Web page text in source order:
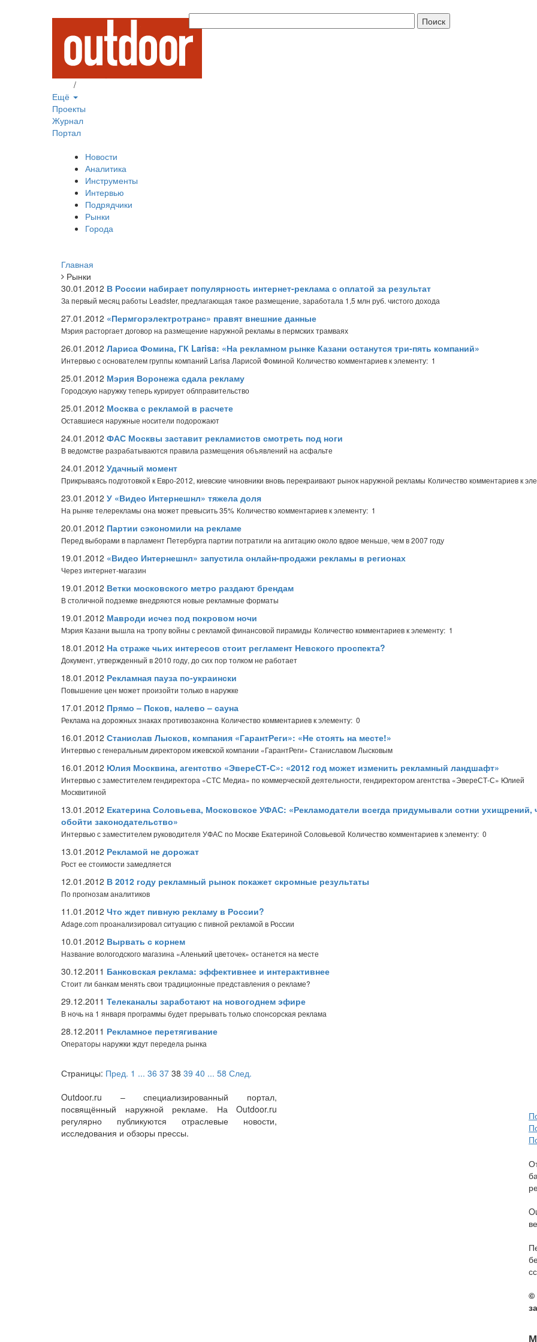
/
Ещё
Проекты
Журнал
Портал
Новости
Аналитика
Инструменты
Интервью
Подрядчики
Рынки
Города
Главная
Рынки
30.01.2012 В России набирает популярность интернет-реклама с оплатой за результат
За первый месяц работы Leadster, предлагающая такое размещение, заработала 1,5 млн руб. чистого дохода
27.01.2012 «Пермгорэлектротранс» правят внешние данные
Мэрия расторгает договор на размещение наружной рекламы в пермских трамваях
26.01.2012 Лариса Фомина, ГК Larisa: «На рекламном рынке Казани останутся три-пять компаний»
Интервью с основателем группы компаний Larisa Ларисой Фоминой Количество комментариев к элементу: 1
25.01.2012 Мэрия Воронежа сдала рекламу
Городскую наружку теперь курирует облправительство
25.01.2012 Москва с рекламой в расчете
Оставшиеся наружные носители подорожают
24.01.2012 ФАС Москвы заставит рекламистов смотреть под ноги
В ведомстве разрабатываются правила размещения объявлений на асфальте
24.01.2012 Удачный момент
Прикрываясь подготовкой к Евро-2012, киевские чиновники вновь перекраивают рынок наружной рекламы Количество комментариев к
23.01.2012 У «Видео Интернешнл» тяжела доля
На рынке телерекламы она может превысить 35% Количество комментариев к элементу: 1
20.01.2012 Партии сэкономили на рекламе
Перед выборами в парламент Петербурга партии потратили на агитацию около вдвое меньше, чем в 2007 году
19.01.2012 «Видео Интернешнл» запустила онлайн-продажи рекламы в регионах
Через интернет-магазин
19.01.2012 Ветки московского метро раздают брендам
В столичной подземке внедряются новые рекламные форматы
19.01.2012 Мавроди исчез под покровом ночи
Мэрия Казани вышла на тропу войны с рекламой финансовой пирамиды Количество комментариев к элементу: 1
18.01.2012 На страже чьих интересов стоит регламент Невского проспекта?
Документ, утвержденный в 2010 году, до сих пор толком не работает
18.01.2012 Рекламная пауза по-украински
Повышение цен может произойти только в наружке
17.01.2012 Прямо – Псков, налево – сауна
Реклама на дорожных знаках противозаконна Количество комментариев к элементу: 0
16.01.2012 Станислав Лысков, компания «Гарант­Реги»: «Не стоять на месте!»
Интервью с генеральным директором ижевской компании «Гарант­Реги» Станиславом Лысковым
16.01.2012 Юлия Москвина, агентство «ЭвереСТ-С»: «2012 год может изменить рекламный ландшафт»
Интервью с заместителем гендиректора «СТС Медиа» по коммерческой деятельности, гендиректором агентства «ЭвереСТ-С» Юлией
Москвитиной
13.01.2012 Екатерина Соловьева, Московское УФАС: «Рекламодатели всегда придумывали сотни ухищрений,
обойти законодательство»
Интервью с заместителем руководителя УФАС по Москве Екатериной Соловьевой Количество комментариев к элементу: 0
13.01.2012 Рекламой не дорожат
Рост ее стоимости замедляется
12.01.2012 В 2012 году рекламный рынок покажет скромные результаты
По прогнозам аналитиков
11.01.2012 Что ждет пивную рекламу в России?
Adage.com проанализировал ситуацию с пивной рекламой в России
10.01.2012 Вырвать с корнем
Название вологодского магазина «Аленький цветочек» останется на месте
30.12.2011 Банковская реклама: эффективнее и интерактивнее
Стоит ли банкам менять свои традиционные представления о рекламе?
29.12.2011 Телеканалы заработают на новогоднем эфире
В ночь на 1 января программы будет прерывать только спонсорская реклама
28.12.2011 Рекламное перетягивание
Операторы наружки ждут передела рынка
Страницы: Пред. 1 ... 36 37 38 39 40 ... 58 След.
Outdoor.ru – специализированный портал,
посвящённый наружной рекламе. На Outdoor.ru
регулярно публикуются отраслевые новости,
исследования и обзоры прессы.